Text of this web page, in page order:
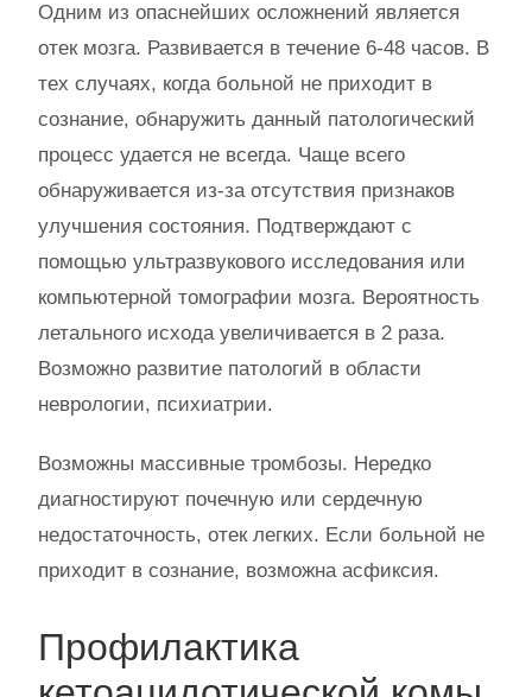
Одним из опаснейших осложнений является
отек мозга. Развивается в течение 6-48 часов. В
тех случаях, когда больной не приходит в
сознание, обнаружить данный патологический
процесс удается не всегда. Чаще всего
обнаруживается из-за отсутствия признаков
улучшения состояния. Подтверждают с
помощью ультразвукового исследования или
компьютерной томографии мозга. Вероятность
летального исхода увеличивается в 2 раза.
Возможно развитие патологий в области
неврологии, психиатрии.
Возможны массивные тромбозы. Нередко
диагностируют почечную или сердечную
недостаточность, отек легких. Если больной не
приходит в сознание, возможна асфиксия.
Профилактика